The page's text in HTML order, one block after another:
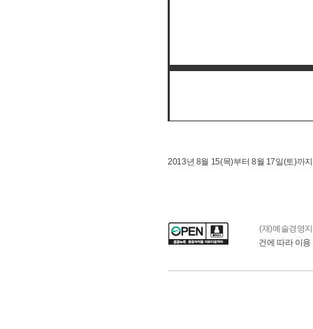
2013년 8월 15(목)부터 8월 17일(토)까
(재)예술경영
건에 따라 이